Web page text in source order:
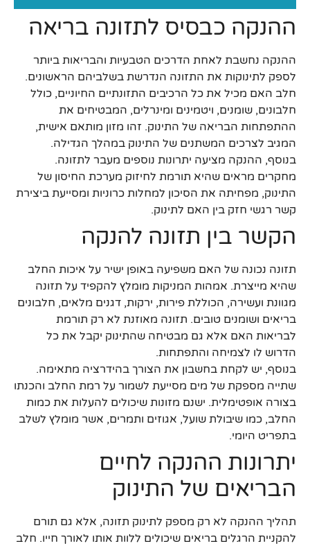
ההנקה כבסיס לתזונה בריאה
ההנקה נחשבת לאחת הדרכים הטבעיות והבריאות ביותר
לספק לתינוקות את התזונה הנדרשת בשלביהם הראשונים.
חלב האם מכיל את כל הרכיבים התזונתיים החיוניים, כולל
חלבונים, שומנים, ויטמינים ומינרלים, המבטיחים את
ההתפתחות הבריאה של התינוק. זהו מזון מותאם אישית,
המגיב לצרכים המשתנים של התינוק במהלך הגדילה.
בנוסף, ההנקה מציעה יתרונות נוספים מעבר לתזונה.
מחקרים מראים שהיא תורמת לחיזוק מערכת החיסון של
התינוק, מפחיתה את הסיכון למחלות כרוניות ומסייעת ביצירת
קשר רגשי חזק בין האם לתינוק.
הקשר בין תזונה להנקה
תזונה נכונה של האם משפיעה באופן ישיר על איכות החלב
שהיא מייצרת. אמהות המניקות מומלץ להקפיד על תזונה
מגוונת ועשירה, הכוללת פירות, ירקות, דגנים מלאים, חלבונים
בריאים ושומנים טובים. תזונה מאוזנת לא רק תורמת
לבריאות האם אלא גם מבטיחה שהתינוק יקבל את כל
הדרוש לו לצמיחה והתפתחות.
בנוסף, יש לקחת בחשבון את הצורך בהידרציה מתאימה.
שתייה מספקת של מים מסייעת לשמור על רמת החלב והכנתו
בצורה אופטימלית. ישנם מזונות שיכולים להעלות את כמות
החלב, כמו שיבולת שועל, אגוזים ותמרים, אשר מומלץ לשלב
בתפריט היומי.
יתרונות ההנקה לחיים
הבריאים של התינוק
תהליך ההנקה לא רק מספק לתינוק תזונה, אלא גם תורם
להקניית הרגלים בריאים שיכולים ללוות אותו לאורך חייו. חלב